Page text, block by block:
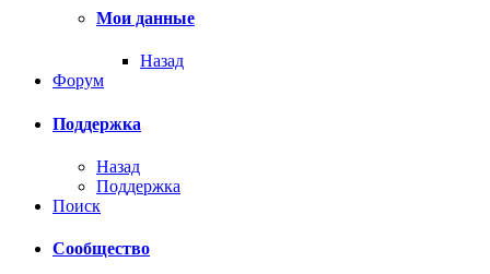
Мои данные
Назад
Форум
Поддержка
Назад
Поддержка
Поиск
Сообщество